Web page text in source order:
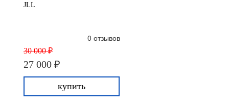
JLL
0 отзывов
30 000 ₽
27 000 ₽
купить